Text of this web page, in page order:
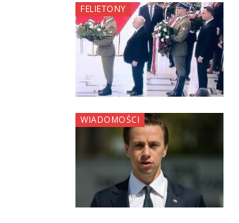
FELIETONY
WIADOMOŚCI